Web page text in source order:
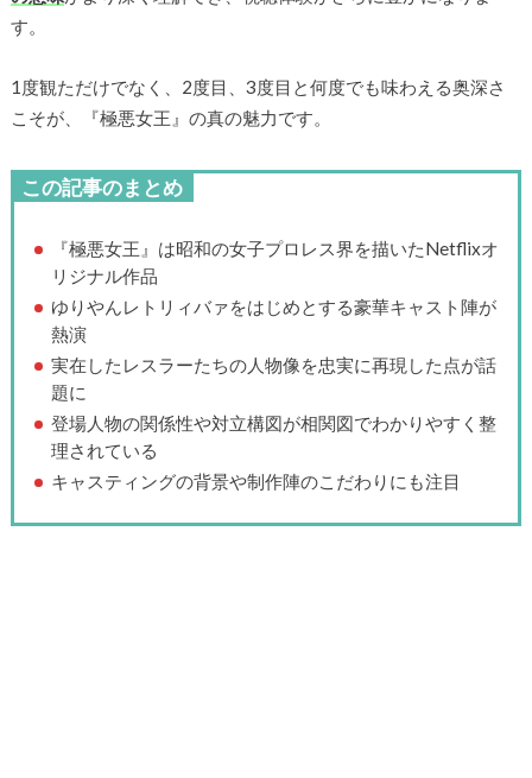
す。
1度観ただけでなく、2度目、3度目と何度でも味わえる奥深さ
こそが、『極悪女王』の真の魅力です。
この記事のまとめ
『極悪女王』は昭和の女子プロレス界を描いたNetflixオ
リジナル作品
ゆりやんレトリィバァをはじめとする豪華キャスト陣が
熱演
実在したレスラーたちの人物像を忠実に再現した点が話
題に
登場人物の関係性や対立構図が相関図でわかりやすく整
理されている
キャスティングの背景や制作陣のこだわりにも注目